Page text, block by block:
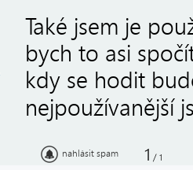
Také jsem je
bych to asi
kdy se hodit
nejpoužívanější
nahlásit spam 1 / 1